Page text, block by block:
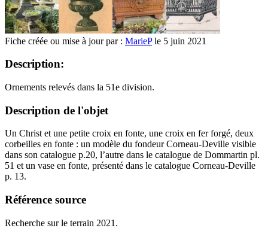
Fiche créée ou mise à jour par : MariePle 5 juin 2021
Description:
Ornements relevés dans la 51e division.
Description de l'objet
Un Christ et une petite croix en fonte, une croix en fer forgé, deux
corbeilles en fonte : un modèle du fondeur Corneau-Deville visible
dans son catalogue p.20, l’autre dans le catalogue de Dommartin pl.
51 et un vase en fonte, présenté dans le catalogue Corneau-Deville
p. 13.
Référence source
Recherche sur le terrain 2021.